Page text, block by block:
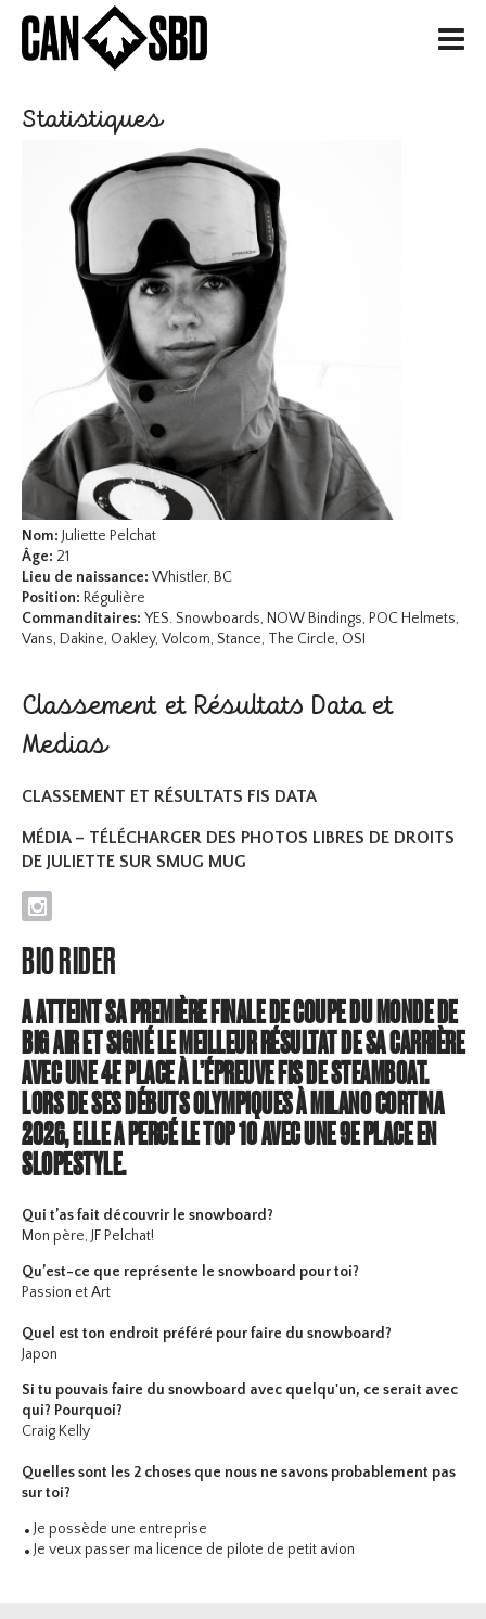
H
Statistiques
Nom: Juliette Pelchat
Âge: 21
Lieu de naissance: Whistler, BC
Position: Régulière
Commanditaires: YES. Snowboards, NOW Bindings, POC Helmets,
Vans, Dakine, Oakley, Volcom, Stance, The Circle, OSI
Classement et Résultats Data et
Medias
CLASSEMENT ET RÉSULTATS FIS DATA
MÉDIA – TÉLÉCHARGER DES PHOTOS LIBRES DE DROITS
DE JULIETTE SUR SMUG MUG
I
BIO RIDER
A ATTEINT SA PREMIÈRE FINALE DE COUPE DU MONDE DE
BIG AIR ET SIGNÉ LE MEILLEUR RÉSULTAT DE SA CARRIÈRE
AVEC UNE 4E PLACE À L’ÉPREUVE FIS DE STEAMBOAT.
LORS DE SES DÉBUTS OLYMPIQUES À MILANO CORTINA
2026, ELLE A PERCÉ LE TOP 10 AVEC UNE 9E PLACE EN
SLOPESTYLE.
Qui t’as fait découvrir le snowboard?
Mon père, JF Pelchat!
Qu’est-ce que représente le snowboard pour toi?
Passion et Art
Quel est ton endroit préféré pour faire du snowboard?
Japon
Si tu pouvais faire du snowboard avec quelqu'un, ce serait avec
qui? Pourquoi?
Craig Kelly
Quelles sont les 2 choses que nous ne savons probablement pas
sur toi?
Je possède une entreprise
Je veux passer ma licence de pilote de petit avion